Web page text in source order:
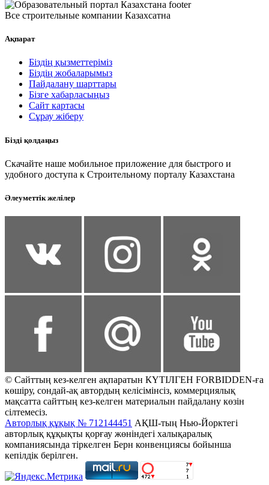
Все строительные компании Казахсатна
Ақпарат
Біздің қызметтеріміз
Біздің жобаларымыз
Пайдалану шарттары
Бізге хабарласыңыз
Сайт картасы
Сұрау жіберу
Бізді қолдаңыз
Скачайте наше мобильное приложение для быстрого и
удобного доступа к Строительному порталу Казахстана
Әлеуметтік желілер
© Сайттың кез-келген ақпаратын КҮТІЛГЕН FORBIDDEN-ға
көшіру, сондай-ақ автордың келісімінсіз, коммерциялық
мақсатта сайттың кез-келген материалын пайдалану көзін
сілтемесіз.
Авторлық құқық № 712144451 АҚШ-тың Нью-Йорктегі
авторлық құқықты қорғау жөніндегі халықаралық
компаниясында тіркелген Берн конвенциясы бойынша
кепілдік берілген.